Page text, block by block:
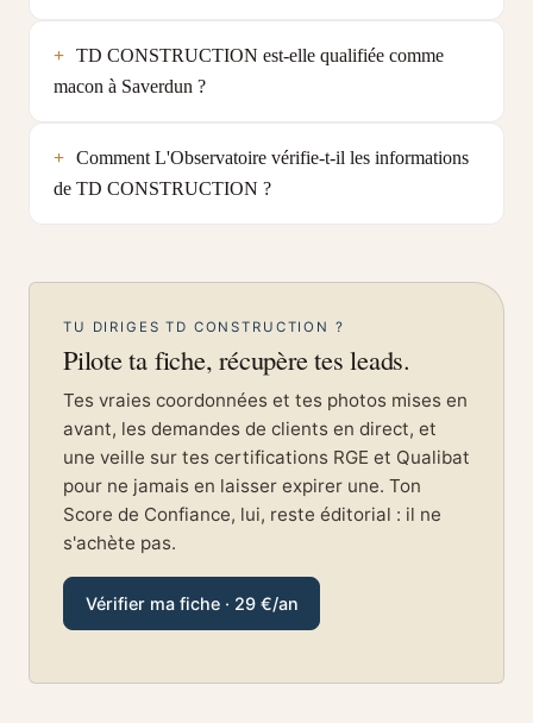
TD CONSTRUCTION est-elle qualifiée comme
macon à Saverdun ?
Comment L'Observatoire vérifie-t-il les informations
de TD CONSTRUCTION ?
TU DIRIGES TD CONSTRUCTION ?
Pilote ta fiche, récupère tes leads.
Tes vraies coordonnées et tes photos mises en
avant, les demandes de clients en direct, et
une veille sur tes certifications RGE et Qualibat
pour ne jamais en laisser expirer une. Ton
Score de Confiance, lui, reste éditorial : il ne
s'achète pas.
Vérifier ma fiche · 29 €/an